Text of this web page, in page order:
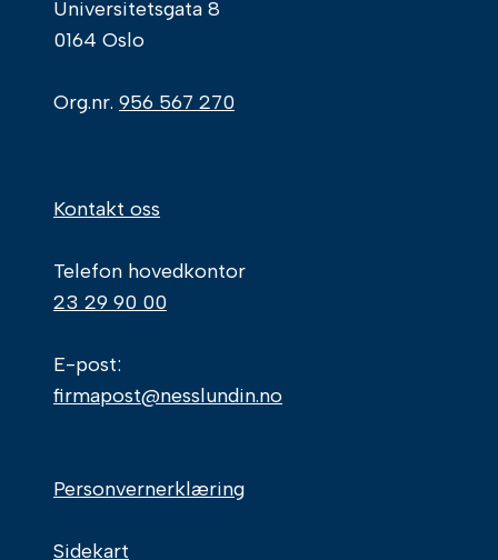
Universitetsgata 8
0164 Oslo
Org.nr. 956 567 270
Kontakt oss
Telefon hovedkontor
23 29 90 00
E-post:
firmapost@nesslundin.no
Personvernerklæring
Sidekart